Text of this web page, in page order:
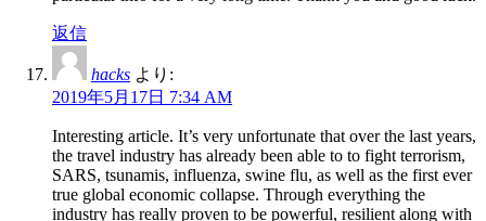
返信
hacks より:
2019年5月17日 7:34 AM
Interesting article. It’s very unfortunate that over the last years,
the travel industry has already been able to to fight terrorism,
SARS, tsunamis, influenza, swine flu, as well as the first ever
true global economic collapse. Through everything the
industry has really proven to be powerful, resilient along with